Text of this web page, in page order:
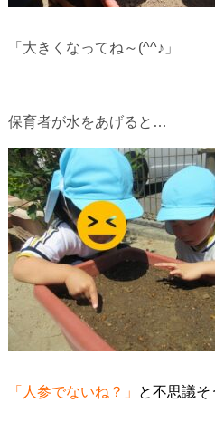
「大きくなってね～(^^♪」
保育者が水をあげると…
「人参でないね？」 と不思議そ